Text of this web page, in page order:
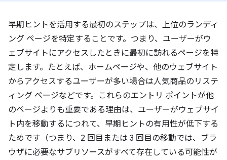
早期ヒントを活用する最初のステップは、上位のランディ
ング ページを特定することです。つまり、ユーザーがウ
ェブサイトにアクセスしたときに最初に訪れるページを特
定します。たとえば、ホームページや、他のウェブサイト
からアクセスするユーザーが多い場合は人気商品のリステ
ィング ページなどです。これらのエントリ ポイントが他
のページよりも重要である理由は、ユーザーがウェブサイ
ト内を移動するにつれて、早期ヒントの有用性が低下する
ためです（つまり、2 回目または 3 回目の移動では、ブラ
ウザに必要なサブリソースがすべて存在している可能性が